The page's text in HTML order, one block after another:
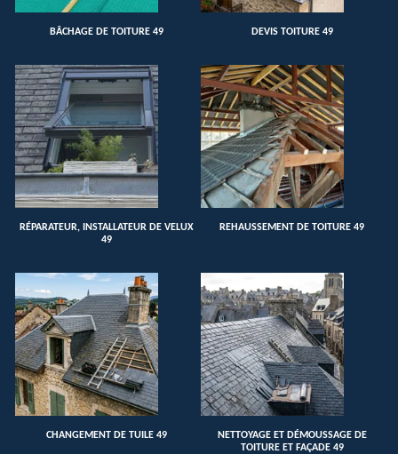
BÂCHAGE DE TOITURE 49 DEVIS TOITURE 49
RÉPARATEUR, INSTALLATEUR DE VELUX
49
REHAUSSEMENT DE TOITURE 49
CHANGEMENT DE TUILE 49
NETTOYAGE ET DÉMOUSSAGE DE
TOITURE ET FAÇADE 49